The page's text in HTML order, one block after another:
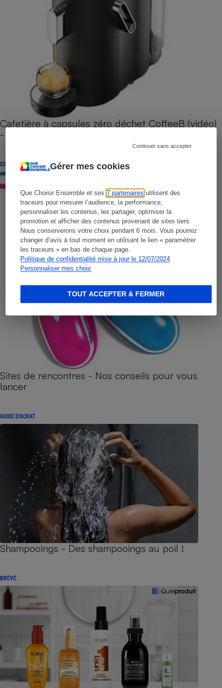
Gérer mes cookies
Que Choisir Ensemble et ses7 partenaires utilisent des
traceurs pour mesurer l’audience, la performance,
personnaliser les contenus, les partager, optimiser la
promotion et afficher des contenus provenant de sites tiers.
Nous conserverons votre choix pendant 6 mois. Vous pourrez
changer d’avis à tout moment en utilisant le lien « paramétrer
les traceurs » en bas de chaque page.
Politique de confidentialité mise à jour le 12/07/2024
Personnaliser mes choix
Continuer sans accepter
TOUT ACCEPTER & FERMER
Cafetière à capsules zéro déchet CoffeeB (vidéo)
- Premières impressions
CONSEILS
Sites de rencontres - Nos conseils pour vous
lancer
GUIDE D'ACHAT
Shampooings - Des shampooings au poil !
BRÈVE